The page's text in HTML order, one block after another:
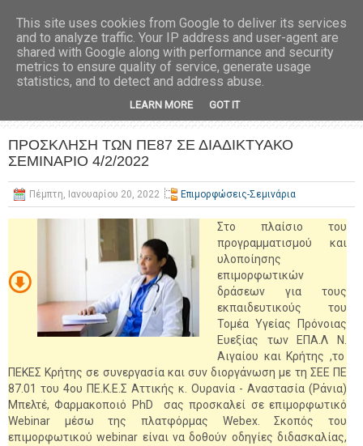
ΠΡΟΣΚΛΗΣΗ ΤΩΝ ΠΕ87 ΣΕ ΔΙΑΔΙΚΤΥΑΚΟ
ΣΕΜΙΝΑΡΙΟ 4/2/2022
Πέμπτη, Ιανουαρίου 20, 2022 Επιμορφώσεις-Σεμινάρια
Στο πλαίσιο του
προγραμματισμού και
υλοποίησης
επιμορφωτικών
δράσεων για τους
εκπαιδευτικούς του
Τομέα Υγείας Πρόνοιας
Ευεξίας των ΕΠΑ.Λ Ν.
Αιγαίου και Κρήτης ,το
ΠΕΚΕΣ Κρήτης σε συνεργασία και συν διοργάνωση με τη ΣΕΕ ΠΕ
87.01 του 4ου ΠΕ.Κ.Ε.Σ Αττικής κ. Ουρανία - Αναστασία (Ράνια)
Μπελτέ, Φαρμακοποιό PhD σας προσκαλεί σε επιμορφωτικό
Webinar μέσω της πλατφόρμας Webex. Σκοπός του
επιμορφωτικού webinar είναι να δοθούν οδηγίες διδασκαλίας,
This site uses cookies from Google to deliver its services
and to analyze traffic. Your IP address and user-agent are
shared with Google along with performance and security
metrics to ensure quality of service, generate usage
statistics, and to detect and address abuse.
LEARN MORE GOT IT